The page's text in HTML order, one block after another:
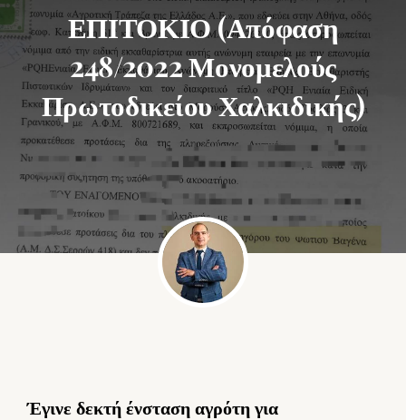
ΕΠΙΤΟΚΙΟ (Απόφαση
248/2022 Μονομελούς
Πρωτοδικείου Χαλκιδικής)
Έγινε δεκτή ένσταση αγρότη για